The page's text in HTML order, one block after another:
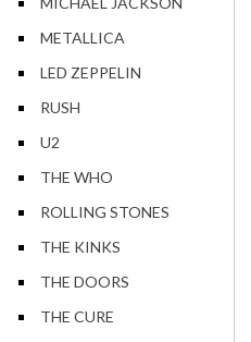
METALLICA
LED ZEPPELIN
RUSH
U2
THE WHO
ROLLING STONES
THE KINKS
THE DOORS
THE CURE